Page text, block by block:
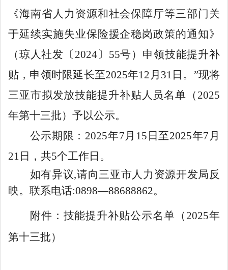
《海南省人力资源和社会保障厅等三部门关
于延续实施失业保险援企稳岗政策的通知》
（琼人社发 〔 2024〕 55号）申领技能提升补
贴，申领时限延长至2025年12月31日。”现将
三亚市拟发放技能提升补贴人员名单（ 2025
年第十三批） 予以公示。
公示期限： 2025年7月 15 日至2025年7 月
21 日，共5个工作日。
如有异议,请向三亚市人力资源开发局反
映。联系电话:0898—88688862。
附件：技能提升补贴公示名单（2025年
第十三批）